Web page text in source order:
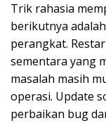
Trik rahasia
berikutnya
perangkat.
sementara yang
masalah masih
operasi. Update
perbaikan bug